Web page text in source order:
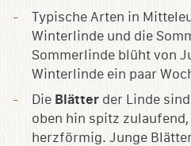
Typische Arten in
Winterlinde und die
Sommerlinde blüht von
Winterlinde ein paar
Die Blätter der Linde
oben hin spitz
herzförmig. Junge